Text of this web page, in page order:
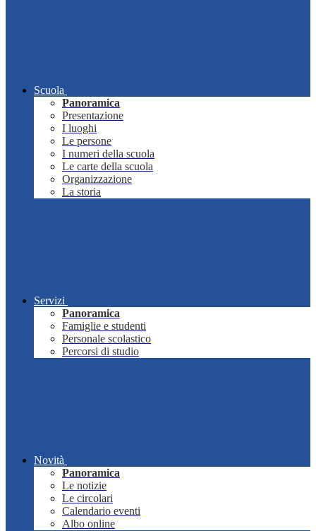
Scuola
Panoramica
Presentazione
I luoghi
Le persone
I numeri della scuola
Le carte della scuola
Organizzazione
La storia
Servizi
Panoramica
Famiglie e studenti
Personale scolastico
Percorsi di studio
Novità
Panoramica
Le notizie
Le circolari
Calendario eventi
Albo online